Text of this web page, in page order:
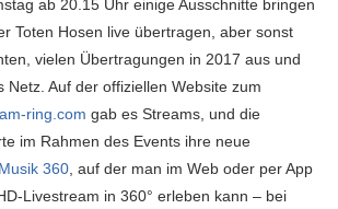
ab 20.15 Uhr einige Ausschnitte bringen
Toten Hosen live übertragen, aber sonst
vielen Übertragungen in 2017 aus und
Netz. Auf der offiziellen Website zum
ring.com gab es Streams, und die
im Rahmen des Events ihre neue
360 , auf der man im Web oder per App
Livestream in 360° erleben kann – bei